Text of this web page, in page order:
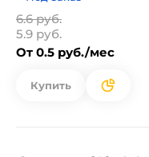
6.6 руб.
5.9 руб.
От 0.5 руб./мес
Купить